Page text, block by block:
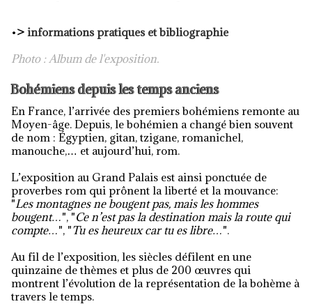
•> informations pratiques et bibliographie
Photo : Album de l'exposition.
Bohémiens depuis les temps anciens
En France, l’arrivée des premiers bohémiens remonte au
Moyen-âge. Depuis, le bohémien a changé bien souvent
de nom : Égyptien, gitan, tzigane, romanichel,
manouche,… et aujourd’hui, rom.
L’exposition au Grand Palais est ainsi ponctuée de
proverbes rom qui prônent la liberté et la mouvance:
"Les montagnes ne bougent pas, mais les hommes
bougent…", "Ce n’est pas la destination mais la route qui
compte…", "Tu es heureux car tu es libre…".
Au fil de l’exposition, les siècles défilent en une
quinzaine de thèmes et plus de 200 œuvres qui
montrent l’évolution de la représentation de la bohème à
travers le temps.